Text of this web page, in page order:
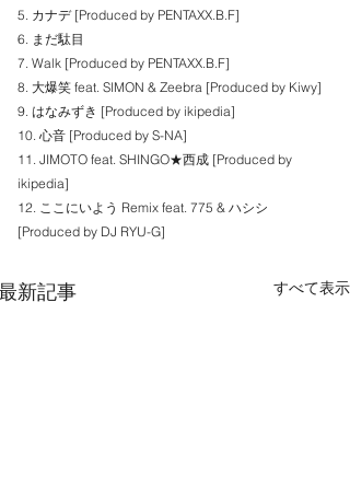
5. カナデ [Produced by PENTAXX.B.F]
6. まだ駄目
7. Walk [Produced by PENTAXX.B.F]
8. 大爆笑 feat. SIMON & Zeebra [Produced by Kiwy]
9. はなみずき [Produced by ikipedia]
10. 心音 [Produced by S-NA]
11. JIMOTO feat. SHINGO★西成 [Produced by
ikipedia]
12. ここにいよう Remix feat. 775 & ハシシ
[Produced by DJ RYU-G]
新記事 すべて表示